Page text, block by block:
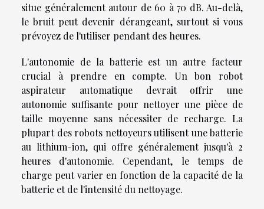
situe généralement autour de 60 à 70 dB. Au-delà,
le bruit peut devenir dérangeant, surtout si vous
prévoyez de l'utiliser pendant des heures.
L'autonomie de la batterie est un autre facteur
crucial à prendre en compte. Un bon robot
aspirateur automatique devrait offrir une
autonomie suffisante pour nettoyer une pièce de
taille moyenne sans nécessiter de recharge. La
plupart des robots nettoyeurs utilisent une batterie
au lithium-ion, qui offre généralement jusqu'à 2
heures d'autonomie. Cependant, le temps de
charge peut varier en fonction de la capacité de la
batterie et de l'intensité du nettoyage.